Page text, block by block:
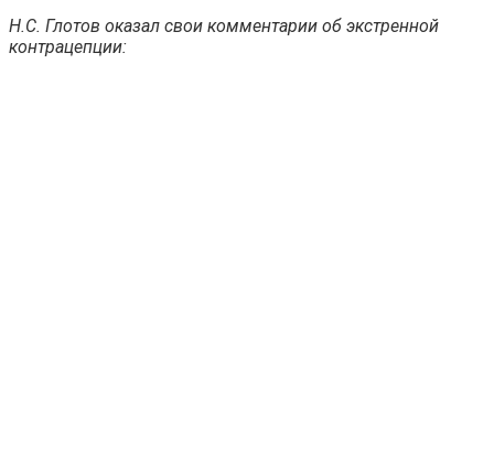
Н.С. Глотов оказал свои комментарии об экстренной
контрацепции: